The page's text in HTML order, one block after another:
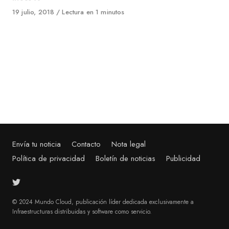
Published
19 julio, 2018 Lectura en 1 minutos
Envía tu noticia Contacto
Nota legal
Política de privacidad
Boletín de noticias Publicidad
© 2024 Mundo Cloud, publicación líder dedicada exclusivamente a
Infraestructuras distribuidas y software como servicio.